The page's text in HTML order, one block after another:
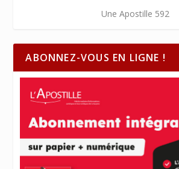
Une Apostille 592
ABONNEZ-VOUS EN LIGNE !